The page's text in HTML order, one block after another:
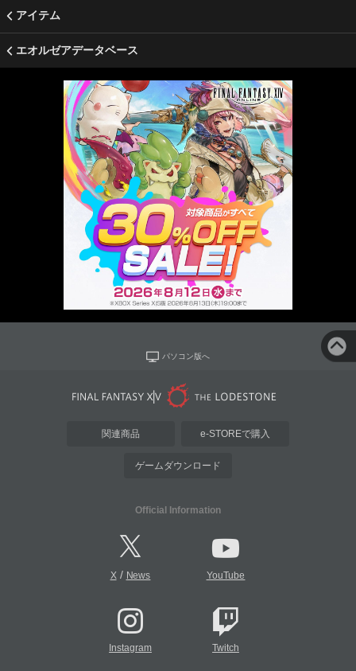
アイテム
エオルゼアデータベース
パソコン版へ
関連商品 e-STOREで購入
ゲームダウンロード
Official Information
X/ News YouTube
Instagram Twitch